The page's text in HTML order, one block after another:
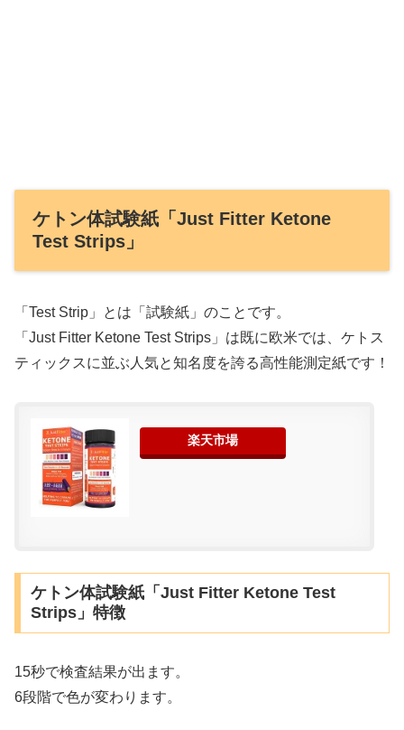
ケトン体試験紙「Just Fitter Ketone
Test Strips」
「Test Strip」とは「試験紙」のことです。
「Just Fitter Ketone Test Strips」は既に欧米では、ケトス
ティックスに並ぶ人気と知名度を誇る高性能測定紙です！
楽天市場
ケトン体試験紙「Just Fitter Ketone Test
Strips」特徴
15秒で検査結果が出ます。
6段階で色が変わります。